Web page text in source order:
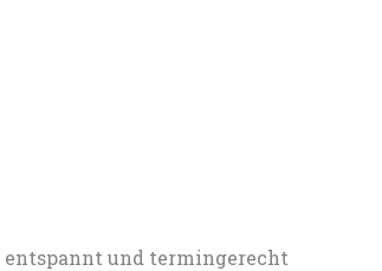
und termingerecht